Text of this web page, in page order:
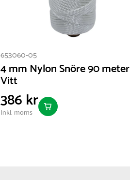
653060-05
4 mm Nylon Snöre 90 meter
Vitt
386 kr
Inkl. moms